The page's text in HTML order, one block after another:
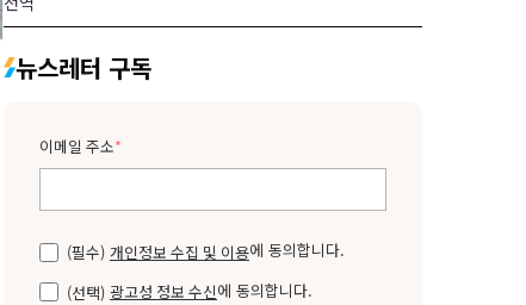
뉴스레터 구독
이메일 주소*
(필수) 개인정보 수집 및 이용에 동의합니다.
(선택) 광고성 정보 수신에 동의합니다.